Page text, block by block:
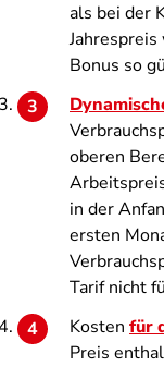
als bei der
Bonus so
oberen
in der
ersten
Tarif nicht
Kosten für
Preis